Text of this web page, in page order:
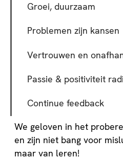
Groei, duurzaam
Problemen zijn kansen
Vertrouwen en
Passie & positiviteit
Continue feedback
We geloven in het
en zijn niet bang voor
maar van leren!